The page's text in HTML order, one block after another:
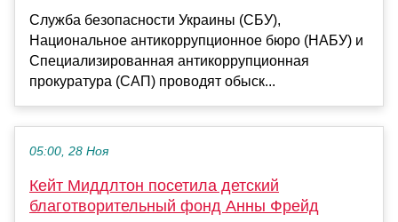
Служба безопасности Украины (СБУ),
Национальное антикоррупционное бюро (НАБУ) и
Специализированная антикоррупционная
прокуратура (САП) проводят обыск...
05:00, 28 Ноя
Кейт Миддлтон посетила детский
благотворительный фонд Анны Фрейд